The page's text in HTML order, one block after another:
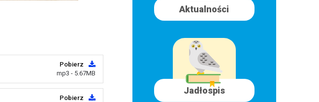
Pobierz
mp3 - 5.67MB
Pobierz
Aktualności
Jadłospis